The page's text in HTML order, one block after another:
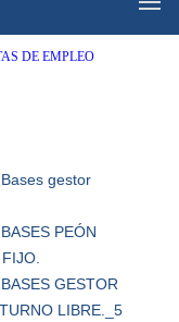
DE EMPLEO
gestor
PEÓN
GESTOR
LIBRE._5